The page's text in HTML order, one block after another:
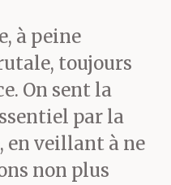
à peine
toujours
On sent la
par la
en veillant à ne
non plus